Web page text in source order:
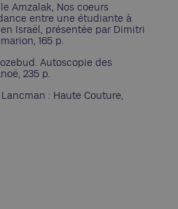
Amzalak, Nos coeurs
entre une étudiante à
Israël, présentée par Dimitri
165 p.
Autoscopie des
235 p.
: Haute Couture,